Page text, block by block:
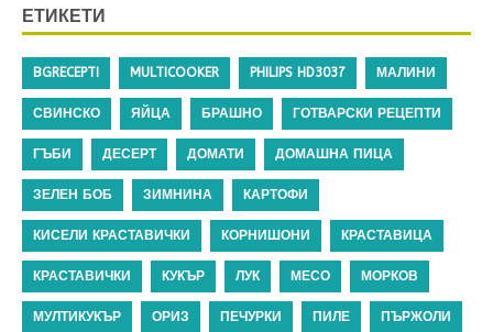
ЕТИКЕТИ
BGRECEPTI MULTICOOKER PHILIPS HD3037 МАЛИНИ
СВИНСКО ЯЙЦА БРАШНО ГОТВАРСКИ РЕЦЕПТИ
ГЪБИ ДЕСЕРТ ДОМАТИ ДОМАШНА ПИЦА
ЗЕЛЕН БОБ ЗИМНИНА КАРТОФИ
КИСЕЛИ КРАСТАВИЧКИ КОРНИШОНИ КРАСТАВИЦА
КРАСТАВИЧКИ КУКЪР ЛУК МЕСО МОРКОВ
МУЛТИКУКЪР ОРИЗ ПЕЧУРКИ ПИЛЕ ПЪРЖОЛИ